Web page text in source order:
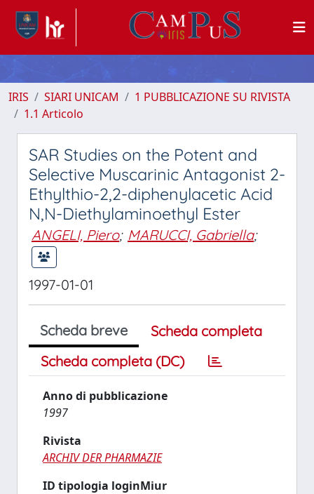
IRIS SIARI UNICAM
1 PUBBLICAZIONE SU RIVISTA
1.1 Articolo
SAR Studies on the Potent and
Selective Muscarinic Antagonist 2-
Ethylthio-2,2-diphenylacetic Acid
N,N-Diethylaminoethyl Ester
ANGELI, Piero; MARUCCI, Gabriella;
1997-01-01
Scheda breve
Scheda completa
Scheda completa (DC)
Anno di pubblicazione
1997
Rivista
ARCHIV DER PHARMAZIE
ID tipologia loginMiur